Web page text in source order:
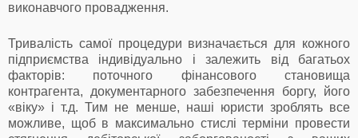
виконавчого провадження.
Тривалість самої процедури визначається для кожного
підприємства індивідуально і залежить від багатьох
факторів: поточного фінансового становища
контрагента, документарного забезпечення боргу, його
«віку» і т.д. Тим не менше, наші юристи зроблять все
можливе, щоб в максимально стислі терміни провести